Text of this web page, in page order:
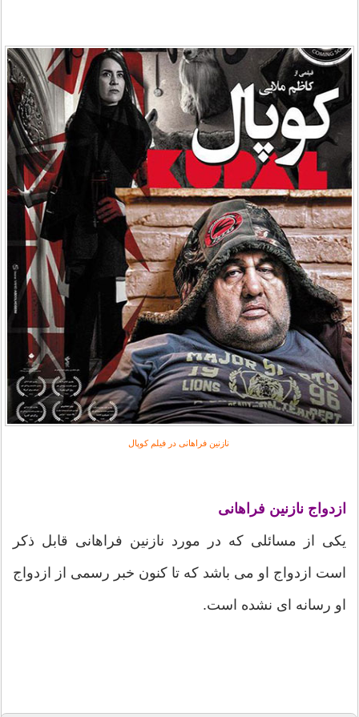
نازنین فراهانی در فیلم کوپال
ازدواج نازنین فراهانی
یکی از مسائلی که در مورد نازنین فراهانی قابل ذکر
است ازدواج او می باشد که تا کنون خبر رسمی از ازدواج
او رسانه ای نشده است.